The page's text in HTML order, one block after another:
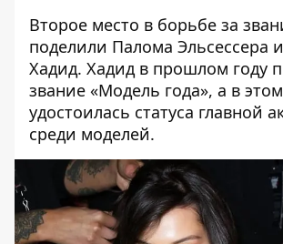
Второе место в борьбе за
поделили Палома Эльсессера и
Хадид. Хадид в прошлом году
звание «Модель года», а в
удостоилась статуса главной
среди моделей.